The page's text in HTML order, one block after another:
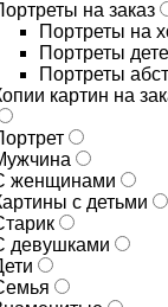
на заказ
Портреты на
Портреты
Портреты
картин на
женщинами
с детьми
девушками